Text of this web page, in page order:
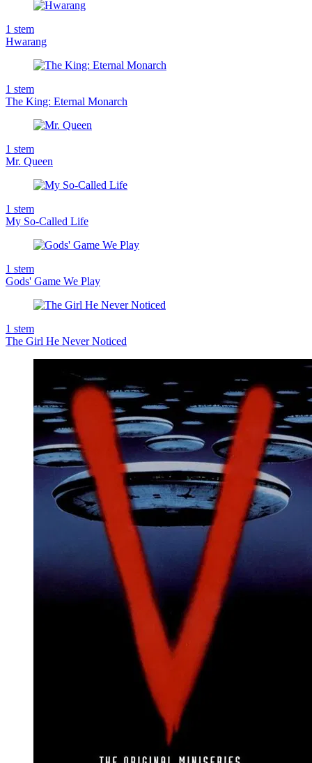
1 stem
Hwarang
1 stem
The King: Eternal Monarch
1 stem
Mr. Queen
1 stem
My So-Called Life
1 stem
Gods' Game We Play
1 stem
The Girl He Never Noticed